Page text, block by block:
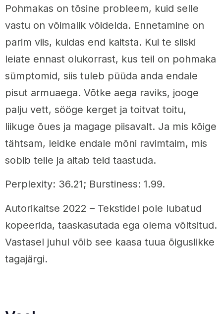
Pohmakas on tõsine probleem, kuid selle
vastu on võimalik võidelda. Ennetamine on
parim viis, kuidas end kaitsta. Kui te siiski
leiate ennast olukorrast, kus teil on pohmaka
sümptomid, siis tuleb püüda anda endale
pisut armuaega. Võtke aega raviks, jooge
palju vett, sööge kerget ja toitvat toitu,
liikuge õues ja magage piisavalt. Ja mis kõige
tähtsam, leidke endale mõni ravimtaim, mis
sobib teile ja aitab teid taastuda.
Perplexity: 36.21; Burstiness: 1.99.
Autorikaitse 2022 – Tekstidel pole lubatud
kopeerida, taaskasutada ega olema võltsitud.
Vastasel juhul võib see kaasa tuua õiguslikke
tagajärgi.